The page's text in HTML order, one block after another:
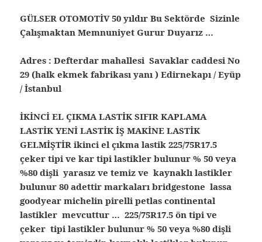
GÜLSER OTOMOTİV 50 yıldır Bu Sektörde Sizinle
Çalışmaktan Memnuniyet Gurur Duyarız …
Adres : Defterdar mahallesi Savaklar caddesi No
29 (halk ekmek fabrikası yanı ) Edirnekapı / Eyüp
/ İstanbul
İKİNCİ EL ÇIKMA LASTİK SIFIR KAPLAMA
LASTİK YENİ LASTİK İŞ MAKİNE LASTİK
GELMİŞTİR ikinci el çıkma lastik 225/75R17.5
çeker tipi ve kar tipi lastikler bulunur % 50 veya
%80 dişli yarasız ve temiz ve kaynaklı lastikler
bulunur 80 adettir markaları bridgestone lassa
goodyear michelin pirelli petlas continental
lastikler mevcuttur … 225/75R17.5 ön tipi ve
çeker tipi lastikler bulunur % 50 veya %80 dişli